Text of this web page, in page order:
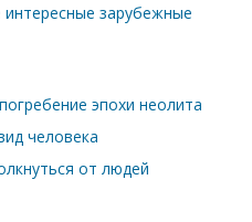
зарубежные
эпохи неолита
человека
от людей